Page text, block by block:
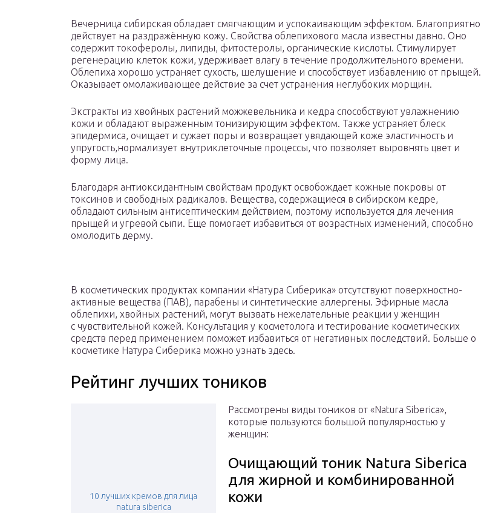
Вечерница сибирская обладает смягчающим и успокаивающим эффектом. Благоприятно
действует на раздражённую кожу. Свойства облепихового масла известны давно. Оно
содержит токоферолы, липиды, фитостеролы, органические кислоты. Стимулирует
регенерацию клеток кожи, удерживает влагу в течение продолжительного времени.
Облепиха хорошо устраняет сухость, шелушение и способствует избавлению от прыщей.
Оказывает омолаживающее действие за счет устранения неглубоких морщин.
Экстракты из хвойных растений можжевельника и кедра способствуют увлажнению
кожи и обладают выраженным тонизирующим эффектом. Также устраняет блеск
эпидермиса, очищает и сужает поры и возвращает увядающей коже эластичность и
упругость,нормализует внутриклеточные процессы, что позволяет выровнять цвет и
форму лица.
Благодаря антиоксидантным свойствам продукт освобождает кожные покровы от
токсинов и свободных радикалов. Вещества, содержащиеся в сибирском кедре,
обладают сильным антисептическим действием, поэтому используется для лечения
прыщей и угревой сыпи. Еще помогает избавиться от возрастных изменений, способно
омолодить дерму.
В косметических продуктах компании «Натура Сиберика» отсутствуют поверхностно-
активные вещества (ПАВ), парабены и синтетические аллергены. Эфирные масла
облепихи, хвойных растений, могут вызвать нежелательные реакции у женщин
с чувствительной кожей. Консультация у косметолога и тестирование косметических
средств перед применением поможет избавиться от негативных последствий. Больше о
косметике Натура Сиберика можно узнать здесь.
Рейтинг лучших тоников
10 лучших кремов для лица
natura siberica
Рассмотрены виды тоников от «Natura Siberica»,
которые пользуются большой популярностью у
женщин:
Очищающий тоник Natura Siberica
для жирной и комбинированной
кожи